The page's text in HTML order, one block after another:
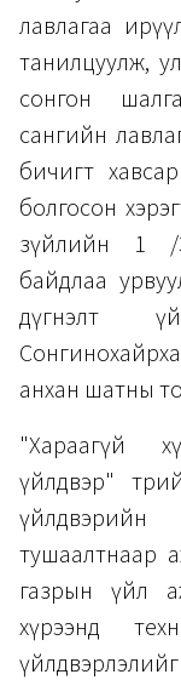
лавлагаа
танилцуулж,
сонгон
сангийн
бичигт
болгосон
зүйлийн 1 /
байдлаа
дүгнэлт
анхан шатны
"Хараагүй
үйлдвэр"
тушаалтнаар
газрын үйл
хүрээнд